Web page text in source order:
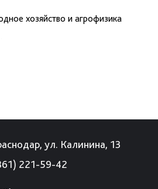
хозяйство и агрофизика
ул. Калинина, 13
221-59-42